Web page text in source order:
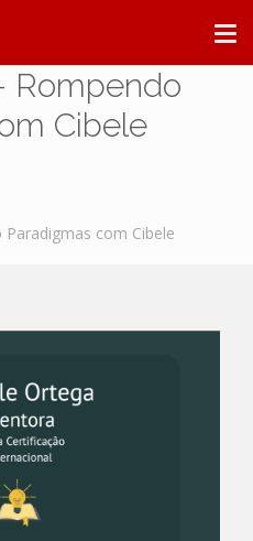
Rompendo
Cibele
com Cibele